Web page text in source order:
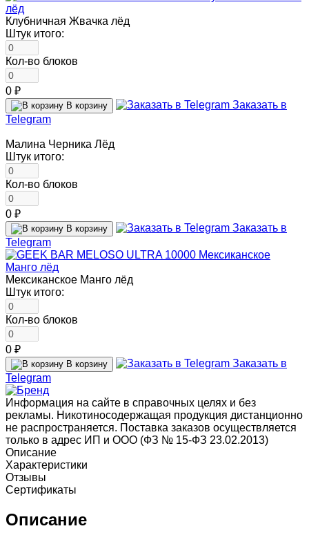
Клубничная Жвачка лёд
Штук итого:
Кол-во блоков
0 ₽
В корзину
Заказать в
Telegram
Малина Черника Лёд
Штук итого:
Кол-во блоков
0 ₽
В корзину
Заказать в
Telegram
Мексиканское Манго лёд
Штук итого:
Кол-во блоков
0 ₽
В корзину
Заказать в
Telegram
Информация на сайте в справочных целях и без
рекламы. Никотиносодержащая продукция дистанционно
не распространяется. Поставка заказов осуществляется
только в адрес ИП и ООО (ФЗ № 15-ФЗ 23.02.2013)
Описание
Характеристики
Отзывы
Сертификаты
Описание